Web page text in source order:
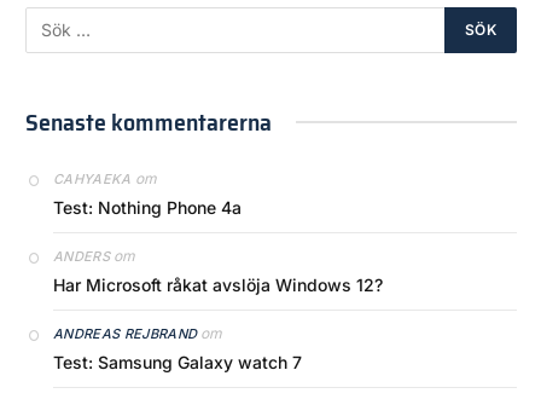
Senaste kommentarerna
CAHYAEKA om
Test: Nothing Phone 4a
ANDERSom
Har Microsoft råkat avslöja Windows 12?
ANDREAS REJBRANDom
Test: Samsung Galaxy watch 7